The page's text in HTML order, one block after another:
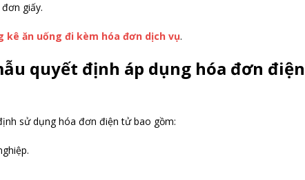
giấy.
kê ăn uống đi kèm hóa đơn dịch vụ.
quyết định áp dụng hóa đơn điện
sử dụng hóa đơn điện tử bao gồm: